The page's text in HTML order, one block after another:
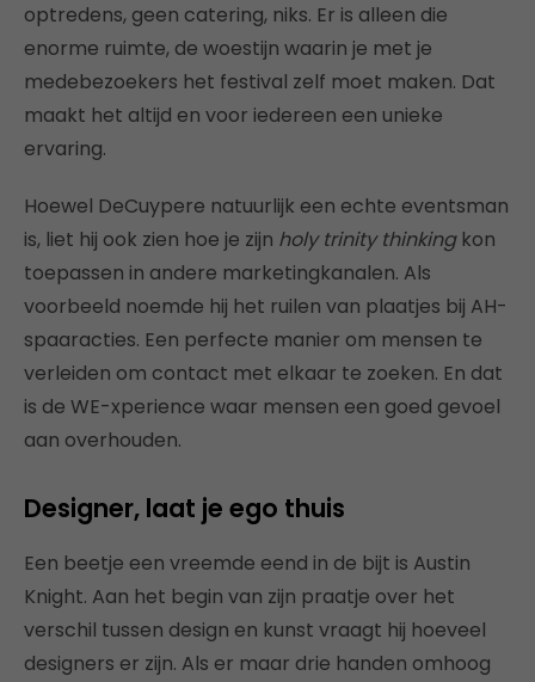
optredens, geen catering, niks. Er is alleen die
enorme ruimte, de woestijn waarin je met je
medebezoekers het festival zelf moet maken. Dat
maakt het altijd en voor iedereen een unieke
ervaring.
Hoewel DeCuypere natuurlijk een echte eventsman
is, liet hij ook zien hoe je zijn holy trinity thinkingkon
toepassen in andere marketingkanalen. Als
voorbeeld noemde hij het ruilen van plaatjes bij AH-
spaaracties. Een perfecte manier om mensen te
verleiden om contact met elkaar te zoeken. En dat
is de WE-xperience waar mensen een goed gevoel
aan overhouden.
Designer, laat je ego thuis
Een beetje een vreemde eend in de bijt is Austin
Knight. Aan het begin van zijn praatje over het
verschil tussen design en kunst vraagt hij hoeveel
designers er zijn. Als er maar drie handen omhoog